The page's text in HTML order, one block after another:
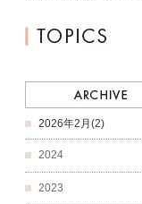
2026年2月(2)
2024
2023